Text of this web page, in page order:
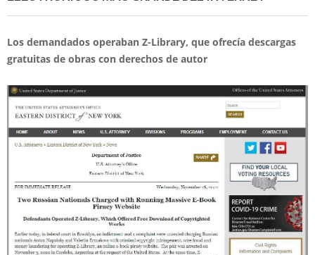
Los demandados operaban Z-Library, que ofrecía descargas
gratuitas de obras con derechos de autor